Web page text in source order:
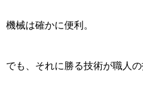
機械は確かに便利。
でも、それに勝る技術が職人の